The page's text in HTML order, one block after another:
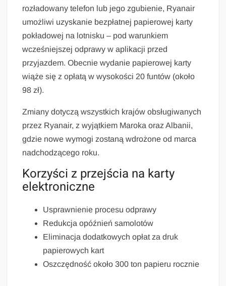
rozładowany telefon lub jego zgubienie, Ryanair
umożliwi uzyskanie bezpłatnej papierowej karty
pokładowej na lotnisku – pod warunkiem
wcześniejszej odprawy w aplikacji przed
przyjazdem. Obecnie wydanie papierowej karty
wiąże się z opłatą w wysokości 20 funtów (około
98 zł).
Zmiany dotyczą wszystkich krajów obsługiwanych
przez Ryanair, z wyjątkiem Maroka oraz Albanii,
gdzie nowe wymogi zostaną wdrożone od marca
nadchodzącego roku.
Korzyści z przejścia na karty
elektroniczne
Usprawnienie procesu odprawy
Redukcja opóźnień samolotów
Eliminacja dodatkowych opłat za druk
papierowych kart
Oszczędność około 300 ton papieru rocznie